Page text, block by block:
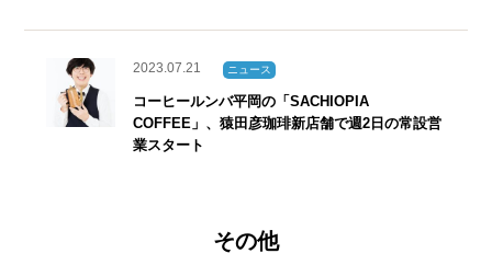
2023.07.21 ニュース
コーヒールンバ平岡の「SACHIOPIA
COFFEE」、猿田彦珈琲新店舗で週2日の常設営
業スタート
「SCAJ ワールドスペシャリティーコーヒーカ
その他